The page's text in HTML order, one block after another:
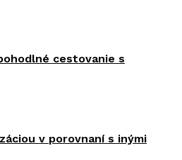
cestovanie s
v porovnaní s inými